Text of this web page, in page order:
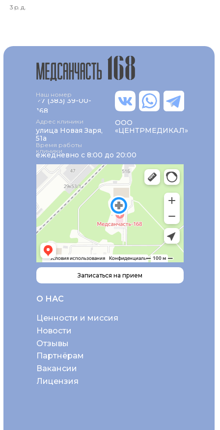
3 р. д.
О НАС
Ценности и миссия
Новости
+7 (383) 39-00-
168
Отзывы
Партнёрам
Вакансии
Лицензия
Наш номер
ежедневно с 8:00 до 20:00
Время работы
клиники
Адрес клиники
улица Новая Заря,
51а
ООО
«ЦЕНТРМЕДИКАЛ»
Записаться на прием